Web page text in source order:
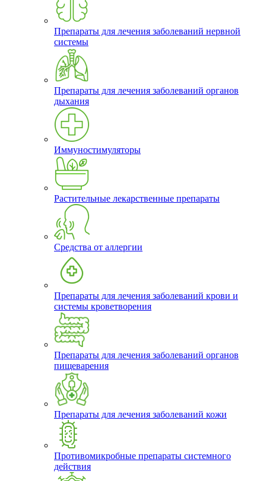
Препараты для лечения заболеваний нервной
системы
Препараты для лечения заболеваний органов
дыхания
Иммуностимуляторы
Растительные лекарственные препараты
Средства от аллергии
Препараты для лечения заболеваний крови и
системы кроветворения
Препараты для лечения заболеваний органов
пищеварения
Препараты для лечения заболеваний кожи
Противомикробные препараты системного
действия